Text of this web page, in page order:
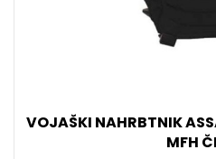
VOJAŠKI NAHRBTNIK
MFH